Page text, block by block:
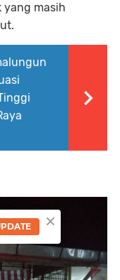
yang masih
×